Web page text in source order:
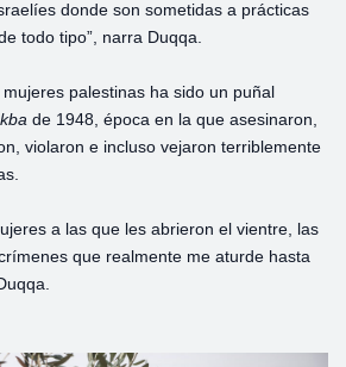
donde son sometidas a prácticas
todo tipo”, narra Duqqa.
palestinas ha sido un puñal
de 1948, época en la que asesinaron,
violaron e incluso vejaron terriblemente
a las que les abrieron el vientre, las
que realmente me aturde hasta